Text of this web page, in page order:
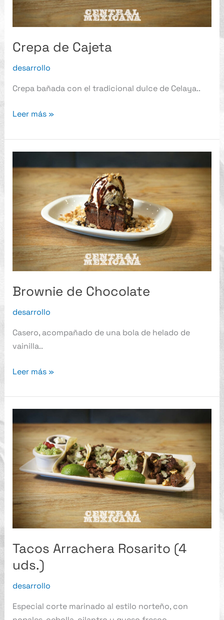
Crepa de Cajeta
desarrollo
Crepa bañada con el tradicional dulce de Celaya..
Leer más »
Brownie de Chocolate
desarrollo
Casero, acompañado de una bola de helado de
vainilla..
de
Leer más »
Tacos Arrachera Rosarito (4
uds.)
desarrollo
Especial corte marinado al estilo norteño, con
Arrachera
Rosarito
uds.)